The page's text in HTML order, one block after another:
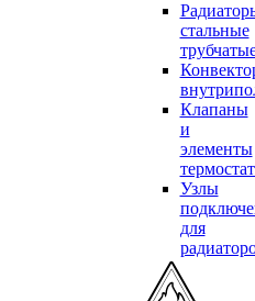
стальные
Клапаны
и
элементы
Узлы
для